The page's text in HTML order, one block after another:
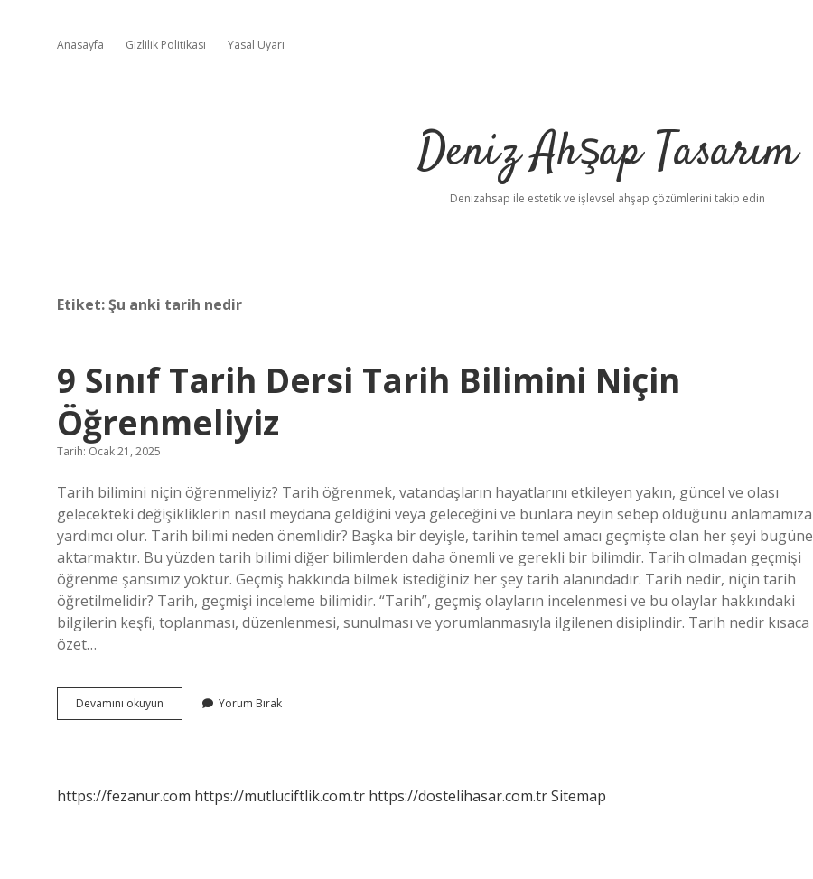
Anasayfa Gizlilik Politikası Yasal Uyarı
Deniz Ahşap Tasarım
Denizahsap ile estetik ve işlevsel ahşap çözümlerini takip edin
Etiket:Şu anki tarih nedir
9 Sınıf Tarih Dersi Tarih Bilimini Niçin
Öğrenmeliyiz
Tarih: Ocak 21, 2025
Tarih bilimini niçin öğrenmeliyiz? Tarih öğrenmek, vatandaşların hayatlarını etkileyen yakın, güncel ve olası
gelecekteki değişikliklerin nasıl meydana geldiğini veya geleceğini ve bunlara neyin sebep olduğunu anlamamıza
yardımcı olur. Tarih bilimi neden önemlidir? Başka bir deyişle, tarihin temel amacı geçmişte olan her şeyi bugüne
aktarmaktır. Bu yüzden tarih bilimi diğer bilimlerden daha önemli ve gerekli bir bilimdir. Tarih olmadan geçmişi
öğrenme şansımız yoktur. Geçmiş hakkında bilmek istediğiniz her şey tarih alanındadır. Tarih nedir, niçin tarih
öğretilmelidir? Tarih, geçmişi inceleme bilimidir. “Tarih”, geçmiş olayların incelenmesi ve bu olaylar hakkındaki
bilgilerin keşfi, toplanması, düzenlenmesi, sunulması ve yorumlanmasıyla ilgilenen disiplindir. Tarih nedir kısaca
özet…
Devamını okuyun
Sınıf
Niçin
Yorum Bırak
https://fezanur.com https://mutluciftlik.com.tr https://dostelihasar.com.trSitemap